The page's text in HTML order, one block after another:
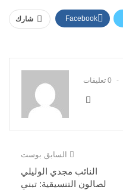
شارك Facebook
0 تعليقات
السابق بوست
النائب مجدي الوليلي
لصالون التنسيقية: تبني